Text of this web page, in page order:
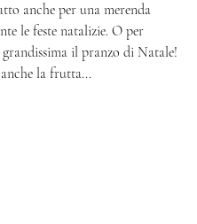
anche per una merenda
le feste natalizie. O per
il pranzo di Natale!
la frutta...